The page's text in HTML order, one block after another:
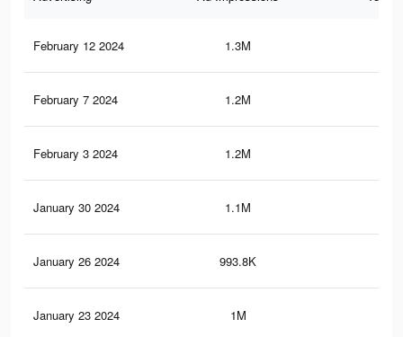
February 12 2024 1.3M
February 7 2024 1.2M
February 3 2024 1.2M
January 30 2024 1.1M
January 26 2024 993.8K
January 23 2024 1M